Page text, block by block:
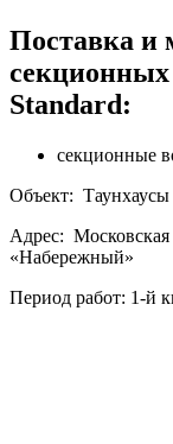
Поставка и
секционных
Standard:
секционные
Объект:
Адрес:
«Набережный»
Период работ: 1-й